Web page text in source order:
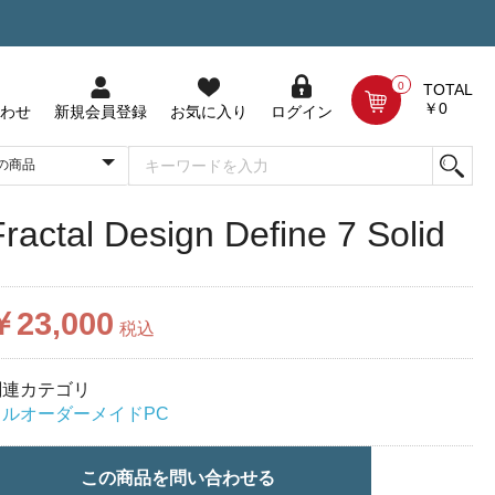
せ 新規会員登録 お気に入り ログイン
0
TOTAL
￥0
Design Define 7 Solid
23,000 税込
カテゴリ
オーダーメイドPC
この商品を問い合わせる